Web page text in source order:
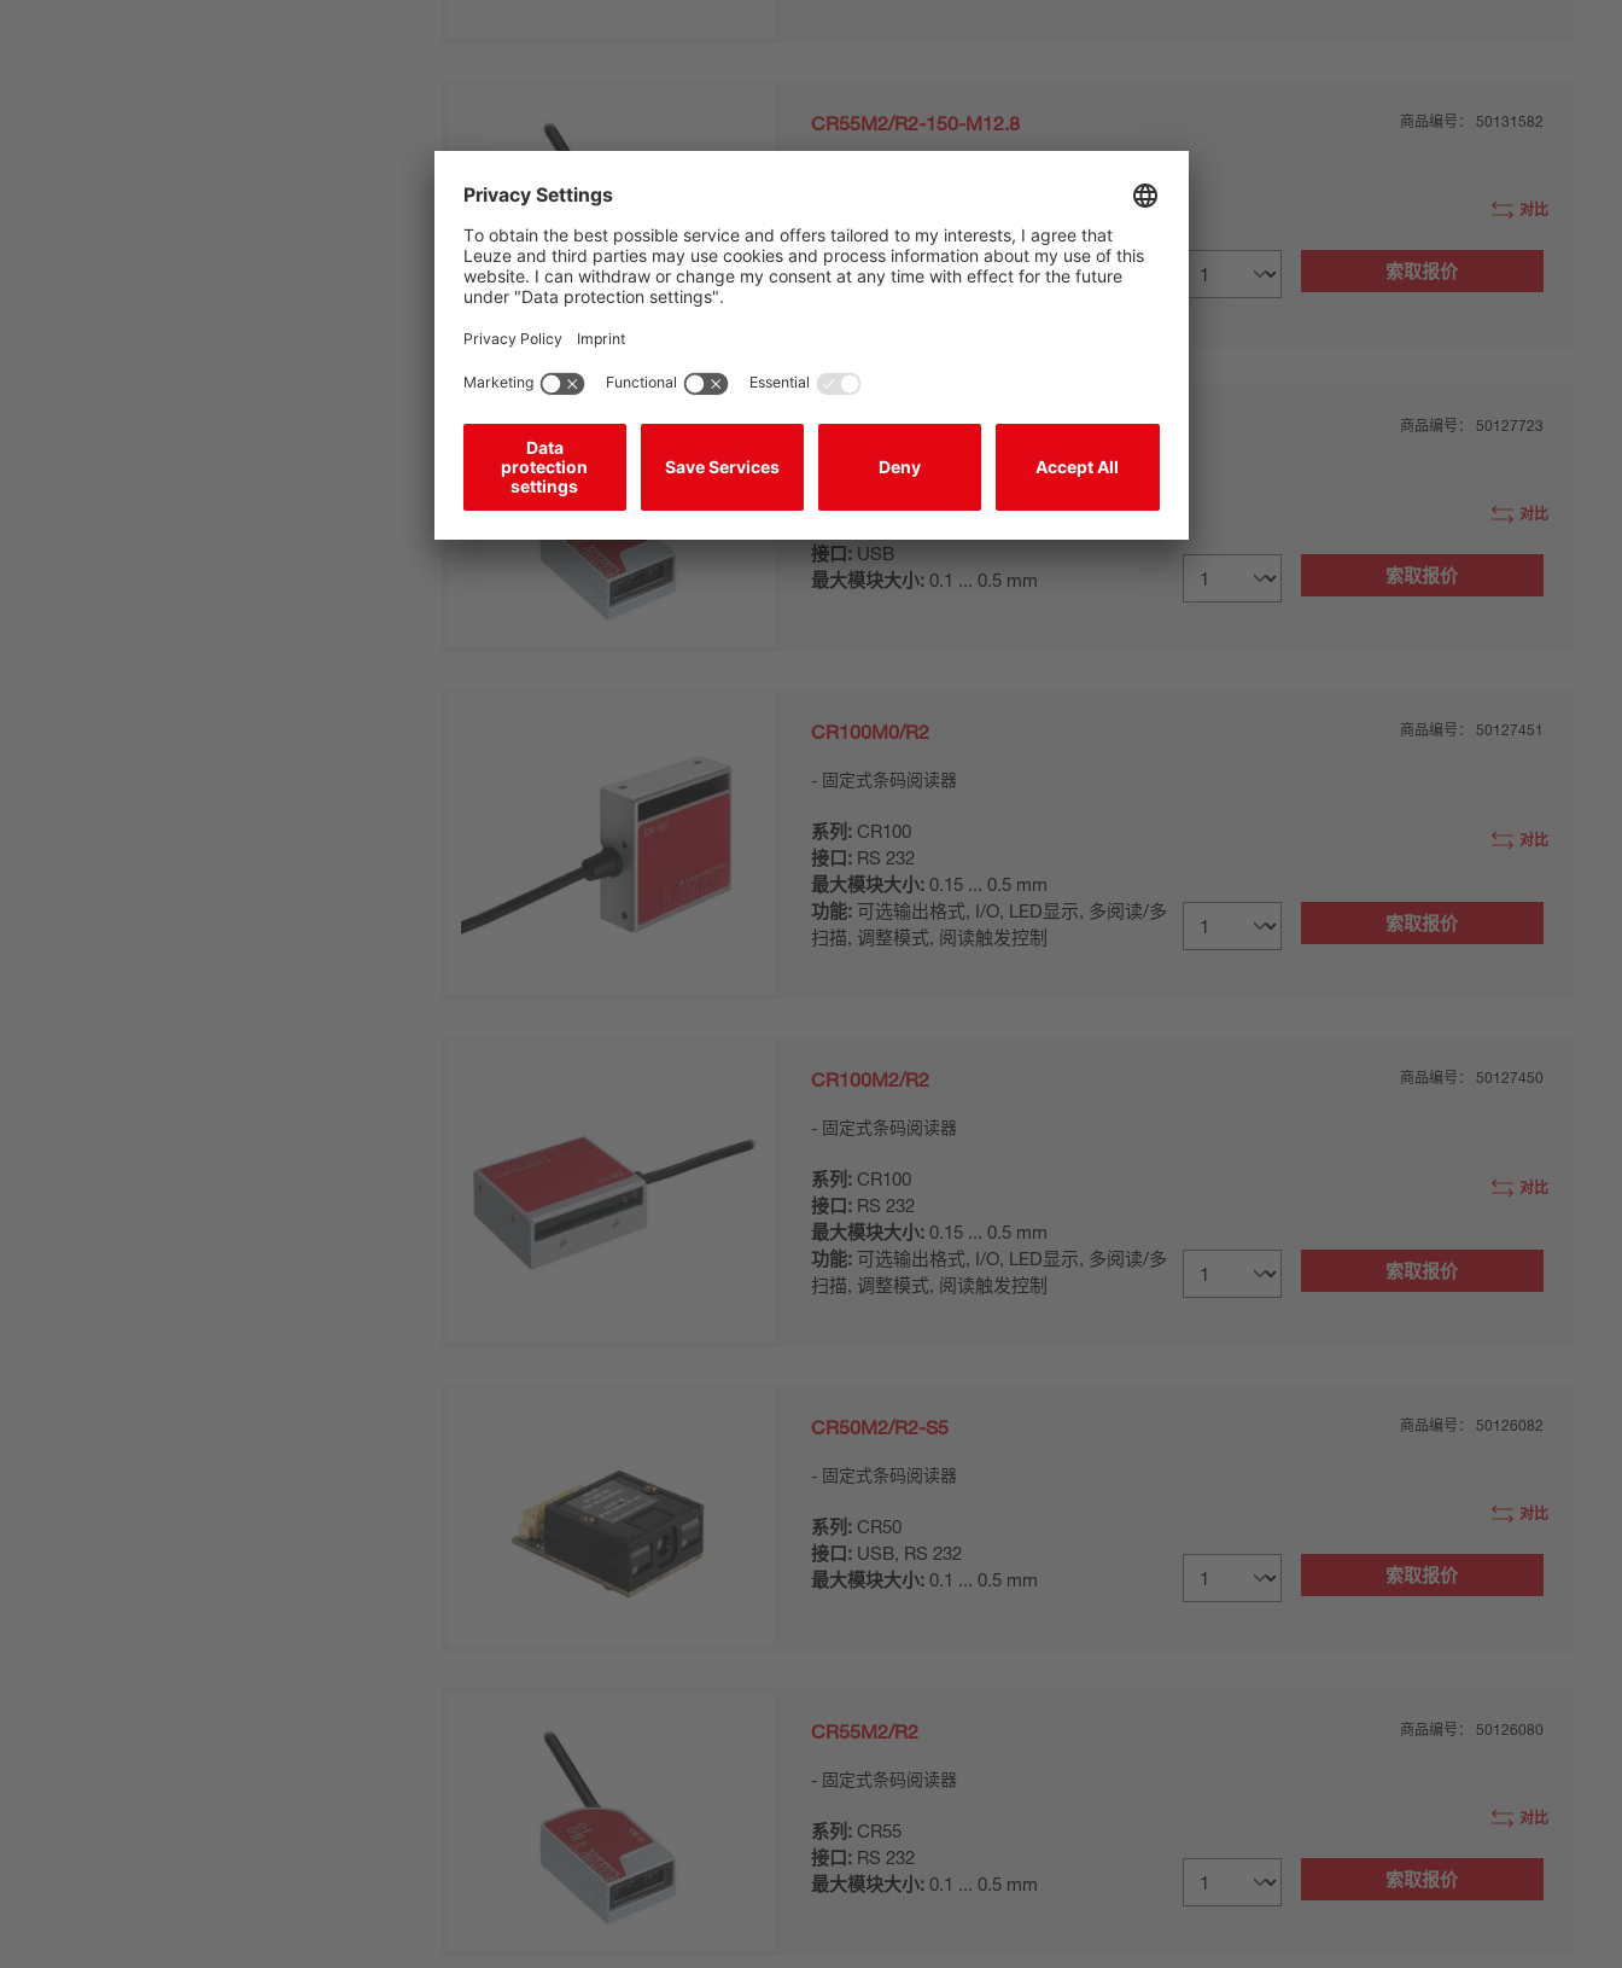
CR55M2/R2-150-M12.8
接口:RS 232
最大模块大小: 0.1 ... 0.5 mm
商品编号： 50131582
对比
索取报价
CR55M2/UB-1800-S6
固定式条码阅读器
接口: USB
最大模块大小: 0.1 ... 0.5 mm
商品编号： 50127723
对比
索取报价
CR100M0/R2
固定式条码阅读器
系列: CR100
接口: RS 232
最大模块大小: 0.15 ... 0.5 mm
功能: 可选输出格式, I/O, LED显示, 多阅读/多
扫描, 调整模式, 阅读触发控制
商品编号： 50127451
对比
索取报价
CR100M2/R2
固定式条码阅读器
系列: CR100
接口: RS 232
最大模块大小: 0.15 ... 0.5 mm
功能: 可选输出格式, I/O, LED显示, 多阅读/多
扫描, 调整模式, 阅读触发控制
商品编号： 50127450
对比
索取报价
CR50M2/R2-S5
固定式条码阅读器
系列: CR50
接口: USB, RS 232
最大模块大小: 0.1 ... 0.5 mm
商品编号： 50126082
对比
索取报价
CR55M2/R2
固定式条码阅读器
系列: CR55
接口: RS 232
最大模块大小: 0.1 ... 0.5 mm
商品编号： 50126080
对比
索取报价